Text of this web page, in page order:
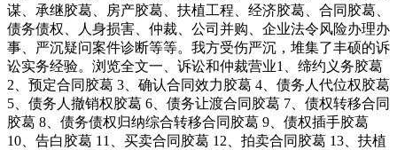
谋、承继胶葛、房产胶葛、扶植工程、经济胶葛、合同胶葛、
债务债权、人身损害、仲裁、公司并购、企业法令风险办理办
事、严沉疑问案件诊断等等。我方受伤严沉，堆集了丰硕的诉
讼实务经验。浏览全文一、诉讼和仲裁营业1、缔约义务胶葛
2、预定合同胶葛 3、确认合同效力胶葛 4、债务人代位权胶葛
5、债务人撤销权胶葛 6、债务让渡合同胶葛 7、债权转移合同
胶葛 8、债务债权归纳综合转移合同胶葛 9、债权插手胶葛
10、告白胶葛 11、买卖合同胶葛 12、拍卖合同胶葛 13、扶植